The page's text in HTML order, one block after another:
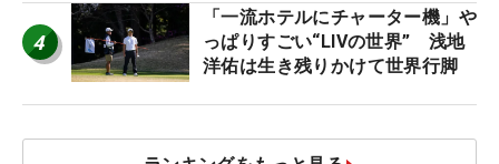
4
「一流ホテルにチャーター機」や
っぱりすごい“LIVの世界” 浅地
洋佑は生き残りかけて世界行脚